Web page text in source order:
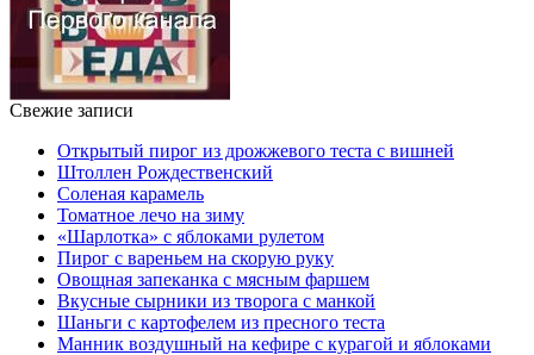
Свежие записи
Открытый пирог из дрожжевого теста с вишней
Штоллен Рождественский
Соленая карамель
Томатное лечо на зиму
«Шарлотка» с яблоками рулетом
Пирог с вареньем на скорую руку
Овощная запеканка с мясным фаршем
Вкусные сырники из творога с манкой
Шаньги с картофелем из пресного теста
Манник воздушный на кефире с курагой и яблоками